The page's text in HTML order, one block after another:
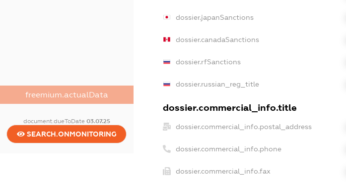
freemium.actualData
document.dueToDate 03.07.25
SEARCH.ONMONITORING
dossier.japanSanctions
dossier.canadaSanctions
dossier.rfSanctions
dossier.russian_reg_title
dossier.commercial_info.title
dossier.commercial_info.postal_address
dossier.commercial_info.phone
dossier.commercial_info.fax